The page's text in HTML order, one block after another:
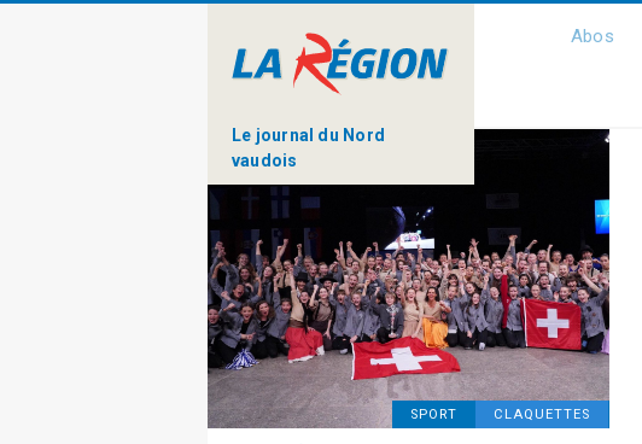
Le journal du Nord
vaudois
Abos
SPORT CLAQUETTES